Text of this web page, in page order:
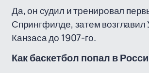
Да, он судил и тренировал
Спрингфилде, затем возглавил
Канзаса до 1907-го.
Как баскетбол попал в